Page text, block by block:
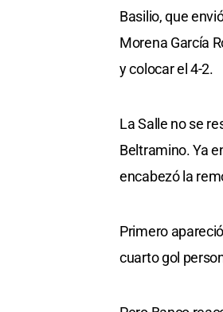
Basilio, que
Morena García
y colocar el 4-2.
La Salle no se
Beltramino. Ya
encabezó la
Primero
cuarto gol